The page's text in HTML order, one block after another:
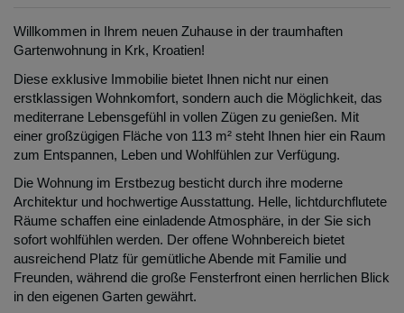
Willkommen in Ihrem neuen Zuhause in der traumhaften
Gartenwohnung in Krk, Kroatien!
Diese exklusive Immobilie bietet Ihnen nicht nur einen
erstklassigen Wohnkomfort, sondern auch die Möglichkeit, das
mediterrane Lebensgefühl in vollen Zügen zu genießen. Mit
einer großzügigen Fläche von 113 m² steht Ihnen hier ein Raum
zum Entspannen, Leben und Wohlfühlen zur Verfügung.
Die Wohnung im Erstbezug besticht durch ihre moderne
Architektur und hochwertige Ausstattung. Helle, lichtdurchflutete
Räume schaffen eine einladende Atmosphäre, in der Sie sich
sofort wohlfühlen werden. Der offene Wohnbereich bietet
ausreichend Platz für gemütliche Abende mit Familie und
Freunden, während die große Fensterfront einen herrlichen Blick
in den eigenen Garten gewährt.